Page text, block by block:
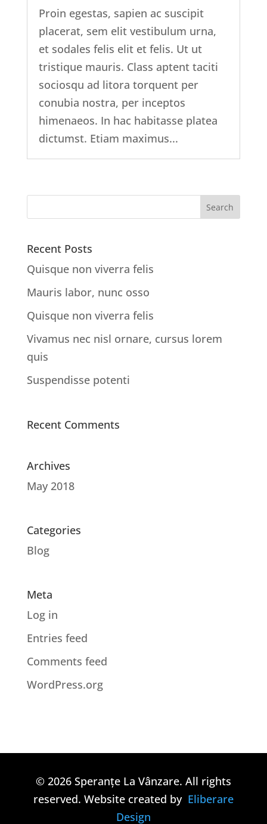
Proin egestas, sapien ac suscipit
placerat, sem elit vestibulum urna,
et sodales felis elit et felis. Ut ut
tristique mauris. Class aptent taciti
sociosqu ad litora torquent per
conubia nostra, per inceptos
himenaeos. In hac habitasse platea
dictumst. Etiam maximus...
Recent Posts
Quisque non viverra felis
Mauris labor, nunc osso
Quisque non viverra felis
Vivamus nec nisl ornare, cursus lorem
quis
Suspendisse potenti
Recent Comments
Archives
May 2018
Categories
Blog
Meta
Log in
Entries feed
Comments feed
WordPress.org
© 2026 Speranțe La Vânzare. All rights
reserved. Website created by Eliberare
Design